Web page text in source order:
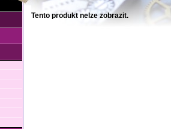
Tento produkt nelze zobrazit.